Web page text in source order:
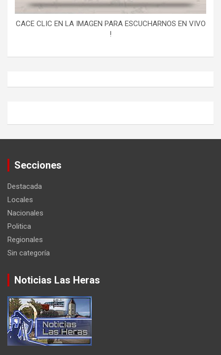
CACE CLIC EN LA IMAGEN PARA ESCUCHARNOS EN VIVO
!
Secciones
Destacada
Locales
Nacionales
Politica
Regionales
Sin categoría
Noticias Las Heras